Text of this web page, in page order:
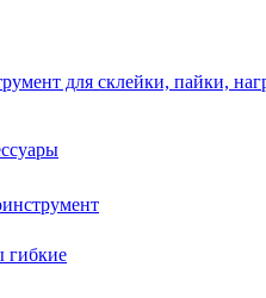
для склейки, пайки,
гибкие